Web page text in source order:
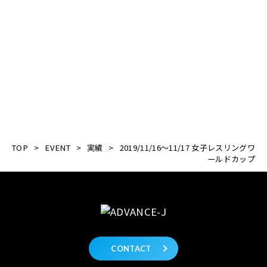
TOP > EVENT > 実績 > 2019/11/16～11/17 女子レスリングワ
ールドカップ
CONTACT